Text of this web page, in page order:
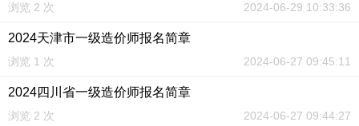
浏览 2 次 2024-06-29 10:33:36
2024天津市一级造价师报名简章
浏览 1 次 2024-06-27 09:45:11
2024四川省一级造价师报名简章
浏览 2 次 2024-06-27 09:44:27